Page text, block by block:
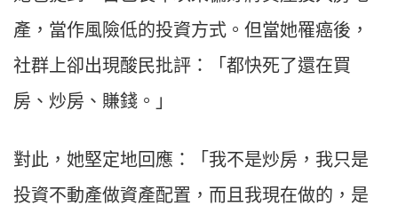
產，當作風險低的投資方式。但當她罹癌後，
社群上卻出現酸民批評：「都快死了還在買
房、炒房、賺錢。」
對此，她堅定地回應：「我不是炒房，我只是
投資不動產做資產配置，而且我現在做的，是